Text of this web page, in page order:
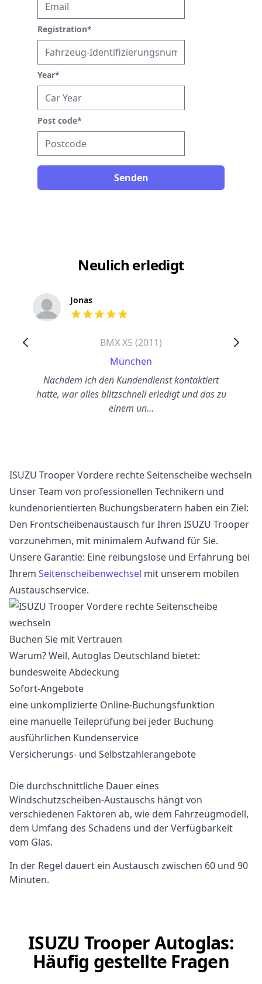
Registration*
Year*
Post code*
Senden
Neulich erledigt
Jonas
out of 5 stars
BMX X5 (2011)
München
Nachdem ich den Kundendienst kontaktiert
hatte, war alles blitzschnell erledigt und das zu
einem un…
ISUZU Trooper Vordere rechte Seitenscheibe wechseln
Unser Team von professionellen Technikern und
kundenorientierten Buchungsberatern haben ein Ziel:
Den Frontscheibenaustausch für Ihren ISUZU Trooper
vorzunehmen, mit minimalem Aufwand für Sie.
Unsere Garantie: Eine reibungslose und Erfahrung bei
Ihrem Seitenscheibenwechsel mit unserem mobilen
Austauschservice.
Buchen Sie mit Vertrauen
Warum? Weil, Autoglas Deutschland bietet:
bundesweite Abdeckung
Sofort-Angebote
eine unkomplizierte Online-Buchungsfunktion
eine manuelle Teileprüfung bei jeder Buchung
ausführlichen Kundenservice
Versicherungs- und Selbstzahlerangebote
Die durchschnittliche Dauer eines
Windschutzscheiben-Austauschs hängt von
verschiedenen Faktoren ab, wie dem Fahrzeugmodell,
dem Umfang des Schadens und der Verfügbarkeit
vom Glas.
In der Regel dauert ein Austausch zwischen 60 und 90
Minuten.
ISUZU Trooper Autoglas:
Häufig gestellte Fragen